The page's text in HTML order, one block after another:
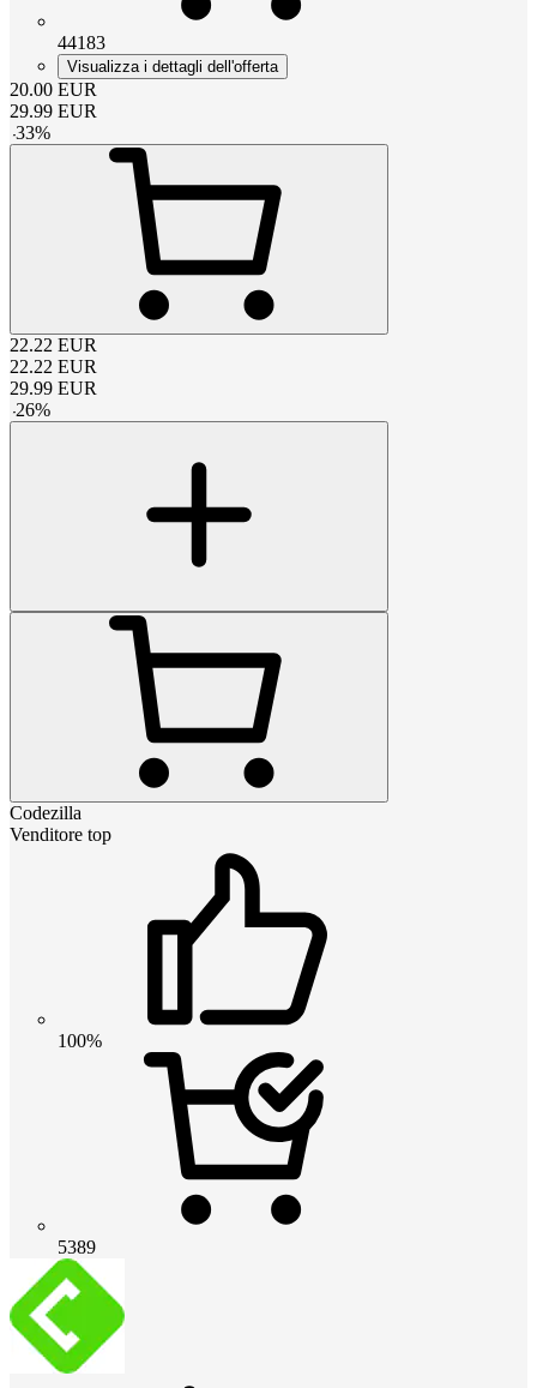
44183
Visualizza i dettagli dell'offerta
20.00 EUR
29.99 EUR
-33%
22.22 EUR
22.22 EUR
29.99 EUR
-26%
Codezilla
Venditore top
100%
5389